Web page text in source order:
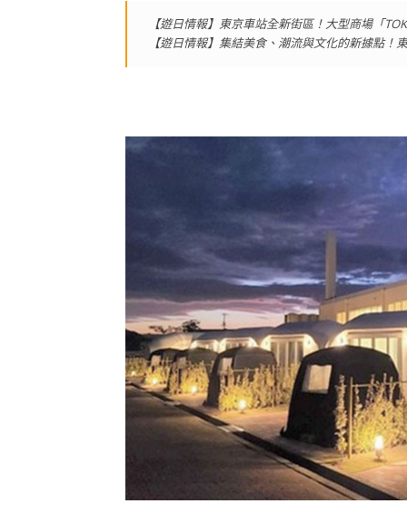
【遊日情報】東京車站全新街區！大型商場「
【遊日情報】集結美食、潮流與文化的新據點